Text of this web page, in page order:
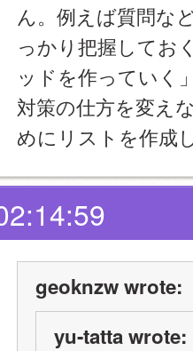
ん。例えば質問な
っかり把握してお
ッドを作っていく
対策の仕方を変え
めにリストを作成
geoknzw wrote:
yu-tatta wrote: